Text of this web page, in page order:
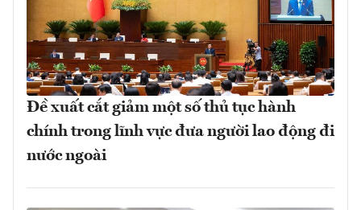
Đề xuất cắt giảm một số thủ tục hành
chính trong lĩnh vực đưa người lao động đi
nước ngoài